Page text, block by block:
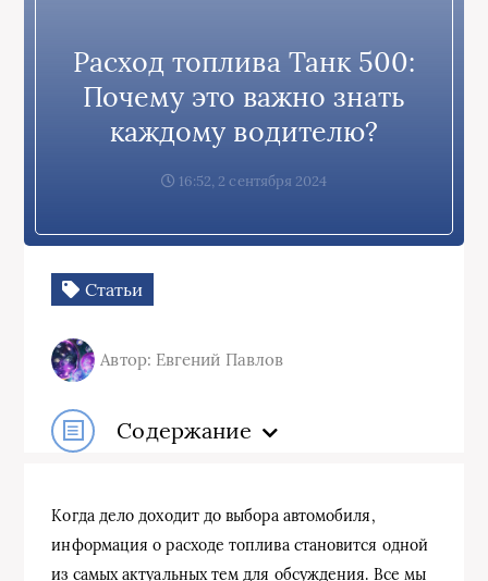
Расход топлива Танк 500:
Почему это важно знать
каждому водителю?
16:52, 2 сентября 2024
Статьи
Автор: Евгений Павлов
Содержание
Когда дело доходит до выбора автомобиля,
информация о расходе топлива становится одной
из самых актуальных тем для обсуждения. Все мы